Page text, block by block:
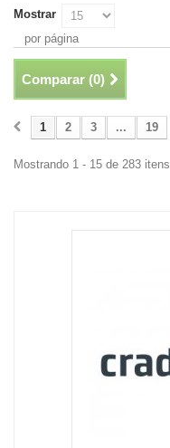
Mostrar
por página
Comparar (0)
1 2 3 ... 19
Mostrando 1 - 15 de 283 itens